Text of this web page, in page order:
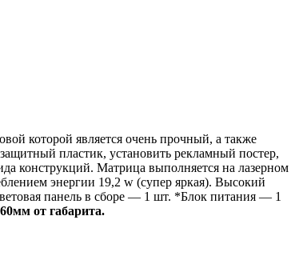
которой является очень прочный, а также
пластик, установить рекламный постер,
конструкций. Матрица выполняется на лазерном
энергии 19,2 w (супер яркая). Высокий
панель в сборе — 1 шт. *Блок питания — 1
60мм от габарита.